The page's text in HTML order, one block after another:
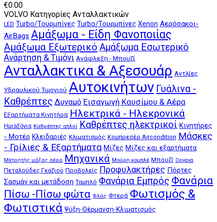
€0.00
VOLVO Κατηγορίες Ανταλλακτικών
LED Turbo/Τουρμπίνες Turbo/Τουρμπίνες Xenon Αερόσακοι-
AirBags Αμάξωμα - Είδη Φανοποιίας
Αμάξωμα Εξωτερικό Αμάξωμα Εσωτερικό
Ανάρτηση & Τιμόνι Ανάφλεξη - Μπουζί
Ανταλλακτικα & Αξεσουάρ Αντλίες
Υδραυλικού Τιμονιού Αυτοκινήτων Γυάλινα -
Καθρέπτες Δυναμό Εισαγωγή Καυσίμου & Αέρα
Εξαρτήματα Κινητήρα Ηλεκτρικά - Ηλεκρονικά
Ημιαξόνια Καθρέπτες απλοί Καθρέπτες ηλεκτρικοί Κινητήρες
- Μοτέρ Κλειδαριές Κλιματισμός Κομπρεσέρ Aircondition Μάσκες
- Γρίλιες & Εξαρτήματα Μίζες Μίζες και εξαρτήματα
Μετρητής μάζας αέρα Μηχανικά Μούρη κομπλέ Μπουζί Οργανα
Πεταλούδες Γκαζιού Προβολείς Προφυλακτήρες Πόρτες
Σασμάν και μετάδοση Ταμπλό Φανάρια Εμπρός Φανάρια
Πίσω -Πίσω φώτα Φλάς Φτερά Φωτισμός &
Φωτιστικά Ψύξη-Θέρμανση-Κλιματισμός